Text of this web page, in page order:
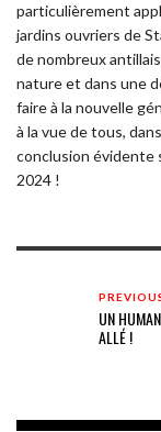
particulièrement
jardins ouvriers de
de nombreux
nature et dans une
faire à la nouvelle
à la vue de tous,
conclusion évidente
2024 !
UN
ALLÉ !